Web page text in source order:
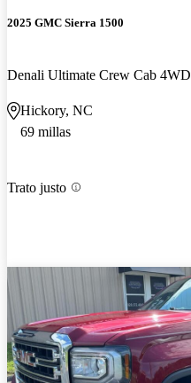
2025 GMC Sierra 1500
Denali Ultimate Crew Cab 4WD
Hickory, NC
69 millas
Trato justo